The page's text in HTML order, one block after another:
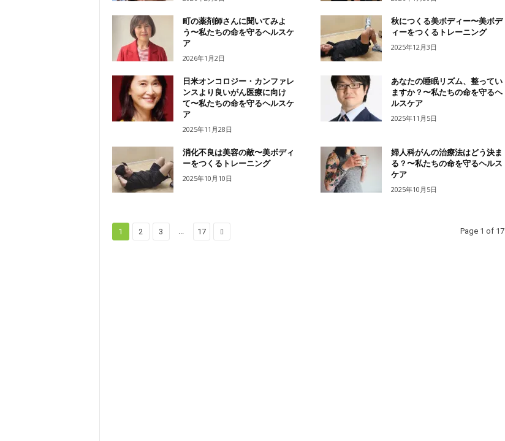
町の薬剤師さんに聞いてみよ
う〜私たちの命を守るヘルスケ
ア
2026年1月2日
秋につくる美ボディー〜美ボデ
ィーをつくるトレーニング
2025年12月3日
日米オンコロジー・カンファレ
ンスより良いがん医療に向け
て〜私たちの命を守るヘルスケ
ア
2025年11月28日
あなたの睡眠リズム、整ってい
ますか？〜私たちの命を守るヘ
ルスケア
2025年11月5日
消化不良は美容の敵〜美ボディ
ーをつくるトレーニング
2025年10月10日
婦人科がんの治療法はどう決ま
る？〜私たちの命を守るヘルス
ケア
2025年10月5日
1 2 3 ... 17 Page 1 of 17